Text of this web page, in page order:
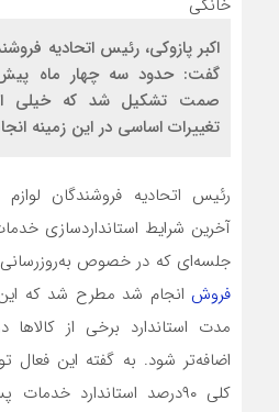
اکبر پازوکی، رئیس اتحادیه
گفت: حدود سه چهار ماه
صمت تشکیل شد که خیلی از
تغییرات اساسی در این زمینه
رئیس اتحادیه فروشندگان
آخرین شرایط استاندارد‌سازی
جلسه‌ای که در خصوص به‌روزرسانی
فروش انجام شد مطرح شد که این
مدت استاندارد برخی از کالا‌ها
اضافه‌تر شود. به گفته این فعال
کلی ۹۰‌درصد استاندارد